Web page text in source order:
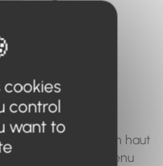
à
plus.
de recherche en haut
trouver le contenu
cookies
control
want to